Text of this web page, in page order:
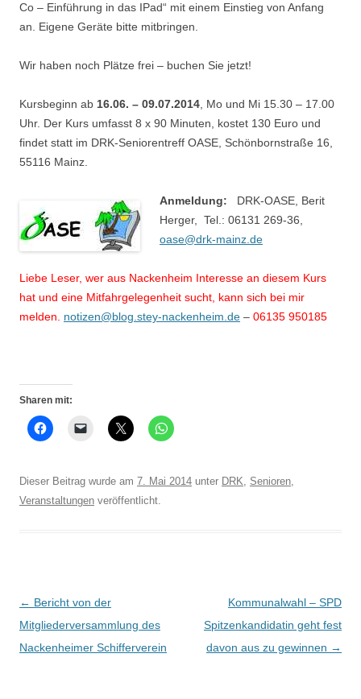
Co – Einführung in das IPad“ mit einem Einstieg von Anfang
an. Eigene Geräte bitte mitbringen.
Wir haben noch Plätze frei – buchen Sie jetzt!
Kursbeginn ab 16.06. – 09.07.2014, Mo und Mi 15.30 – 17.00
Uhr. Der Kurs umfasst 8 x 90 Minuten, kostet 130 Euro und
findet statt im DRK-Seniorentreff OASE, Schönbornstraße 16,
55116 Mainz.
Anmeldung:
DRK-OASE, Berit
Herger, Tel.: 06131 269-36,
oase@drk-mainz.de
Liebe Leser, wer aus Nackenheim Interesse an diesem Kurs
hat und eine Mitfahrgelegenheit sucht, kann sich bei mir
melden. notizen@blog.stey-nackenheim.de – 06135 950185
Sharen mit:
Dieser Beitrag wurde am 7. Mai 2014 unter DRK, Senioren,
Veranstaltungen veröffentlicht.
Beitrags-
Navigation
← Bericht von der
Mitgliederversammlung des
Nackenheimer Schifferverein
Kommunalwahl – SPD
Spitzenkandidatin geht fest
davon aus zu gewinnen →